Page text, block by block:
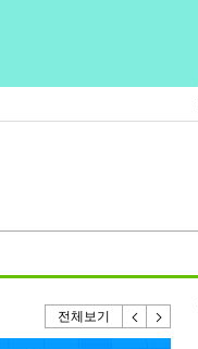
전체보기